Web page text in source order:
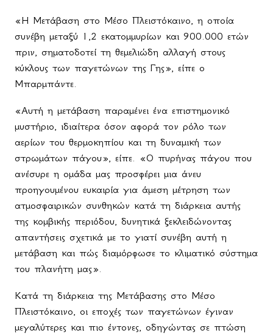
«Η Μετάβαση στο Μέσο Πλειστόκαινο, η οποία
συνέβη μεταξύ 1,2 εκατομμυρίων και 900.000 ετών
πριν, σηματοδοτεί τη θεμελιώδη αλλαγή στους
κύκλους των παγετώνων της Γης», είπε ο
Μπαρμπάντε.
«Αυτή η μετάβαση παραμένει ένα επιστημονικό
μυστήριο, ιδιαίτερα όσον αφορά τον ρόλο των
αερίων του θερμοκηπίου και τη δυναμική των
στρωμάτων πάγου», είπε. «Ο πυρήνας πάγου που
ανέσυρε η ομάδα μας προσφέρει μια άνευ
προηγουμένου ευκαιρία για άμεση μέτρηση των
ατμοσφαιρικών συνθηκών κατά τη διάρκεια αυτής
της κομβικής περιόδου, δυνητικά ξεκλειδώνοντας
απαντήσεις σχετικά με το γιατί συνέβη αυτή η
μετάβαση και πώς διαμόρφωσε το κλιματικό σύστημα
του πλανήτη μας».
Κατά τη διάρκεια της Μετάβασης στο Μέσο
Πλειστόκαινο, οι εποχές των παγετώνων έγιναν
μεγαλύτερες και πιο έντονες, οδηγώντας σε πτώση